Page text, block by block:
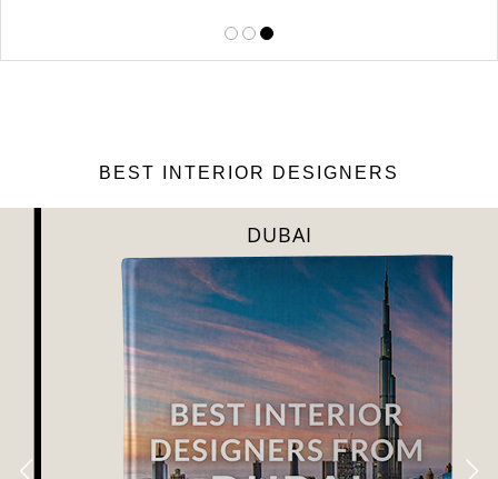
BEST INTERIOR DESIGNERS
DUBAI